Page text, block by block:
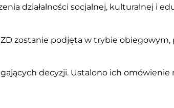
działalności socjalnej, kulturalnej i
zostanie podjęta w trybie
decyzji. Ustalono ich omówienie